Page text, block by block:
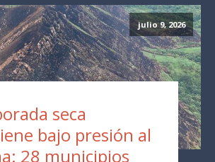
julio 9, 2026
seca
bajo presión al
28 municipios